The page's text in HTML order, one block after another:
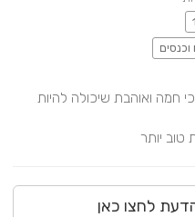
טוב יותר
לחצו כאן